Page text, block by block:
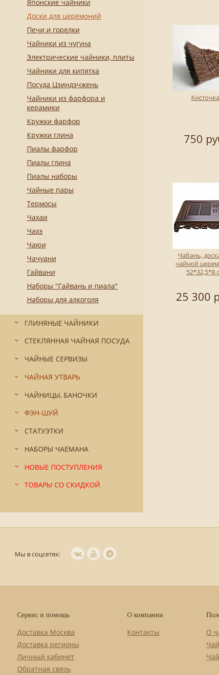
Японские чайники
Доски для церемоний
Печи и горелки
Чайники из чугуна
Электрические чайники, плиты
Чайники для кипятка
Посуда Цзиндэчжень
Чайники из фарфора и
керамики
Кружки фарфор
Кружки глина
Пиалы фарфор
Пиалы глина
Пиалы наборы
Чайные пары
Термосы
Чахаи
Чахэ
Чаюи
Чачуани
Гайвани
Наборы "Гайвань и пиала"
Наборы для алкоголя
ГЛИНЯНЫЕ ЧАЙНИКИ
СТЕКЛЯННАЯ ЧАЙНАЯ ПОСУДА
ЧАЙНЫЕ СЕРВИЗЫ
ЧАЙНАЯ УТВАРЬ
ЧАЙНИЦЫ, БАНОЧКИ
ФЭН-ШУЙ
СТАТУЭТКИ
НАБОРЫ ЧАЕМАНА
НОВЫЕ ПОСТУПЛЕНИЯ
ТОВАРЫ СО СКИДКОЙ
Кисточка
750
Чабань,
чайной
52*32,5*8
25 300
Мы в соцсетях:
Сервис и помощь
Доставка Москва
Доставка регионы
Личный кабинет
Обратная связь
О компании
Контакты
О